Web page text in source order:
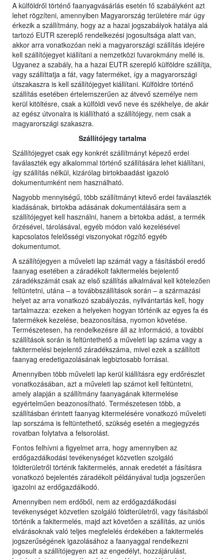
A külföldről történő faanyagvásárlás esetén fő szabályként azt
lehet rögzíteni, amennyiben Magyarország területére már úgy
érkezik a szállítmány, hogy az a hazai jogszabályok hatálya alá
tartozó EUTR szereplő rendelkezési jogosultsága alatt van,
akkor arra vonatkozóan neki a magyarországi szállítás idejére
kell szállítójegyet kiállítani a nemzetközi fuvarokmány mellé is.
Ugyanez a szabály, ha a hazai EUTR szereplő külföldre szállítja,
vagy szállíttatja a fát, vagy faterméket, így a magyarországi
útszakaszra is kell szállítójegyet kiállítani. Külföldre történő
szállítás esetében értelemszerűen az átvevő személye nem
kerül kitöltésre, csak a külföldi vevő neve és székhelye, de akár
az egész útvonalra is kiállítható a szállítójegy, nem csak a
magyarországi szakaszra.
Szállítójegy tartalma
Szállítójegyet csak egy konkrét szállítmányt képező erdei
faválaszték egy alkalommal történő szállítására lehet kiállítani,
így szállítás nélkül, kizárólag birtokbaadást igazoló
dokumentumként nem használható.
Nagyobb mennyiségű, több szállítmányt kitevő erdei faválaszték
kiadásának, birtokba adásának dokumentálására sem a
szállítójegyet kell használni, hanem a birtokba adást, a termék
őrzésével, tárolásával, egyéb módon való kezelésével
kapcsolatos felelősségi viszonyokat rögzítő egyéb
dokumentumot.
A szállítójegyen a műveleti lap számát vagy a fásításból eredő
faanyag esetében a záradékolt fakitermelés bejelentő
záradékszámát csak az első szállítás alkalmával kell kötelezően
feltüntetni, utána – a továbbszállítások során – a származási
helyet az arra vonatkozó szabályozás, nyilvántartás kell, hogy
tartalmazza: ezeken a helyeken hogyan történik az egyes fa és
fatermékek kezelése, beazonosítása, nyomon követése.
Természetesen, ha rendelkezésre áll az információ, a további
szállítások során is feltüntethető a műveleti lap száma vagy a
fakitermelési bejelentő záradékszáma, mivel ezek a szállított
faanyag eredetigazolásának legbiztosabb forrásai.
Amennyiben több műveleti lap kerül kiállításra egy erdőrészlet
vonatkozásában, azt a műveleti lap számot kell feltüntetni,
amely alapján a szállítmány faanyagának kitermelése
egyértelműen beazonosítható. Természetesen több, a
szállításban érintett faanyag kitermelésére vonatkozó műveleti
lap sorszáma is feltüntethető, szükség esetén a megjegyzés
rovatban folytatva a felsorolást.
Fontos felhívni a figyelmet arra, hogy amennyiben az
erdőgazdálkodási tevékenységet közvetlen szolgáló
földterületről történik fakitermelés, annak eredetét a fásításra
vonatkozó bejelentés záradékolt példányával tudja jogszerűen
igazolni az erdőgazdálkodó.
Amennyiben nem erdőből, nem az erdőgazdálkodási
tevékenységet közvetlen szolgáló földterületről, vagy fásításból
történik a fakitermelés, majd azt követően a szállítás, az uniós
elvárásoknak való teljes megfelelés érdekében a fakitermelés
jogszerűségének igazolásához a faanyaggal rendelkezni
jogosult a szállítójegyen azt az engedélyt, hozzájárulást,